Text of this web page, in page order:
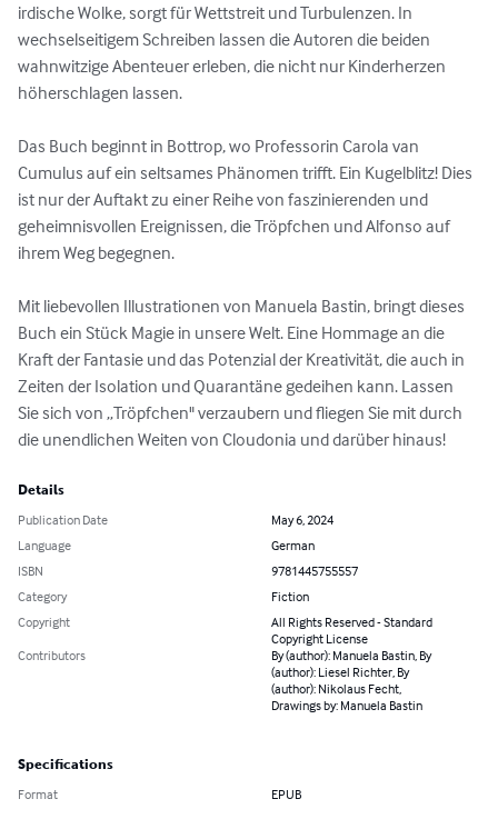
irdische Wolke, sorgt für Wettstreit und Turbulenzen. In
wechselseitigem Schreiben lassen die Autoren die beiden
wahnwitzige Abenteuer erleben, die nicht nur Kinderherzen
höherschlagen lassen.
Das Buch beginnt in Bottrop, wo Professorin Carola van
Cumulus auf ein seltsames Phänomen trifft. Ein Kugelblitz! Dies
ist nur der Auftakt zu einer Reihe von faszinierenden und
geheimnisvollen Ereignissen, die Tröpfchen und Alfonso auf
ihrem Weg begegnen.
Mit liebevollen Illustrationen von Manuela Bastin, bringt dieses
Buch ein Stück Magie in unsere Welt. Eine Hommage an die
Kraft der Fantasie und das Potenzial der Kreativität, die auch in
Zeiten der Isolation und Quarantäne gedeihen kann. Lassen
Sie sich von „Tröpfchen" verzaubern und fliegen Sie mit durch
die unendlichen Weiten von Cloudonia und darüber hinaus!
Details
Publication Date
May 6, 2024
Language
German
ISBN
9781445755557
Category
Fiction
Copyright
All Rights Reserved - Standard
Copyright License
Contributors
By (author): Manuela Bastin, By
(author): Liesel Richter, By
(author): Nikolaus Fecht,
Drawings by: Manuela Bastin
Specifications
Format EPUB